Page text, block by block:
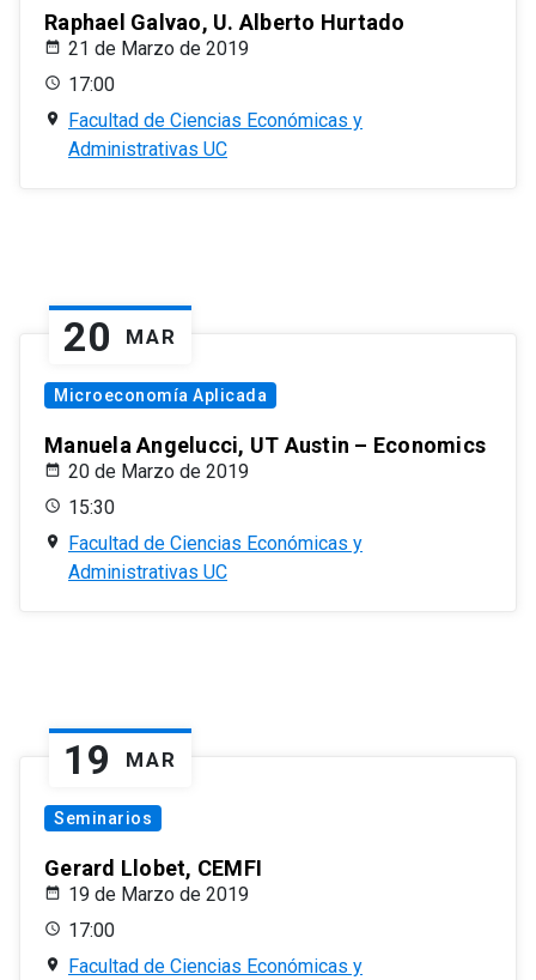
Raphael Galvao, U. Alberto Hurtado
21 de Marzo de 2019
17:00
Facultad de Ciencias Económicas y
Administrativas UC
20 MAR
Microeconomía Aplicada
Manuela Angelucci, UT Austin – Economics
20 de Marzo de 2019
15:30
Facultad de Ciencias Económicas y
Administrativas UC
19 MAR
Seminarios
Gerard Llobet, CEMFI
19 de Marzo de 2019
17:00
Facultad de Ciencias Económicas y